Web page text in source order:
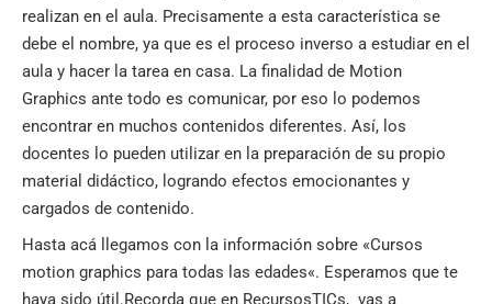
realizan en el aula. Precisamente a esta característica se
debe el nombre, ya que es el proceso inverso a estudiar en el
aula y hacer la tarea en casa. La finalidad de Motion
Graphics ante todo es comunicar, por eso lo podemos
encontrar en muchos contenidos diferentes. Así, los
docentes lo pueden utilizar en la preparación de su propio
material didáctico, logrando efectos emocionantes y
cargados de contenido.
Hasta acá llegamos con la información sobre «Cursos
motion graphics para todas las edades«. Esperamos que te
haya sido útil.Recorda que en RecursosTICs, vas a